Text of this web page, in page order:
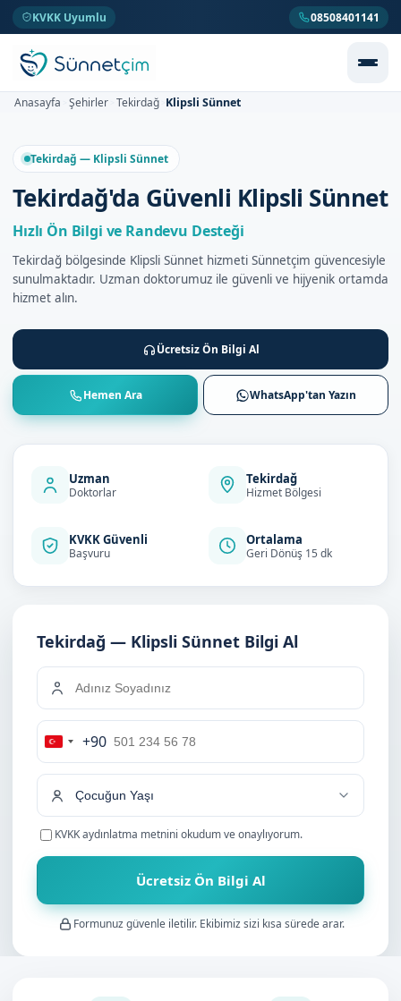
KVKK Uyumlu 08508401141
Anasayfa Şehirler Tekirdağ Klipsli Sünnet
Tekirdağ — Klipsli Sünnet
Tekirdağ'da Güvenli Klipsli Sünnet
Hızlı Ön Bilgi ve Randevu Desteği
Tekirdağ bölgesinde Klipsli Sünnet hizmeti Sünnetçim güvencesiyle
sunulmaktadır. Uzman doktorumuz ile güvenli ve hijyenik ortamda
hizmet alın.
Ücretsiz Ön Bilgi Al
Hemen Ara WhatsApp'tan Yazın
Uzman
Doktorlar
Tekirdağ
Hizmet Bölgesi
KVKK Güvenli
Başvuru
Ortalama
Geri Dönüş 15 dk
Tekirdağ — Klipsli Sünnet Bilgi Al
Turkey
+90
+90
KVKK aydınlatma metnini okudum ve onaylıyorum.
Ücretsiz Ön Bilgi Al
Formunuz güvenle iletilir. Ekibimiz sizi kısa sürede arar.